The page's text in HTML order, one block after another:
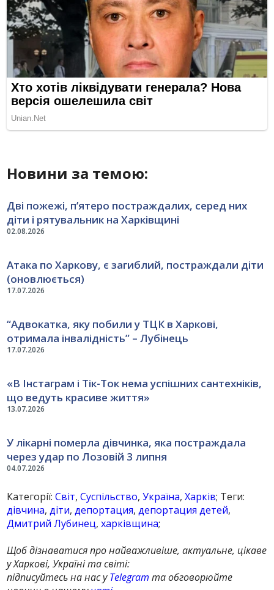
Новини за темою:
02.08.2026
Дві пожежі, п’ятеро постраждалих, серед них
діти і рятувальник на Харківщині
17.07.2026
Атака по Харкову, є загиблий, постраждали діти
(оновлюється)
17.07.2026
“Адвокатка, яку побили у ТЦК в Харкові,
отримала інвалідність” – Лубінець
13.07.2026
«В Інстаграм і Тік-Ток нема успішних сантехніків,
що ведуть красиве життя»
04.07.2026
У лікарні померла дівчинка, яка постраждала
через удар по Лозовій 3 липня
Категорії:Світ,Суспільство,Україна,Харків; Теги:
дівчина,діти,депортация,депортация детей,
Дмитрий Лубинец,харківщина;
Щоб дізнаватися про найважливіше, актуальне, цікаве
у Харкові, Україні та світі:
підписуйтесь на нас уTelegram та обговорюйте